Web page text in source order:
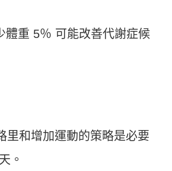
體重 5％ 可能改善代謝症候
里和增加運動的策略是必要
。